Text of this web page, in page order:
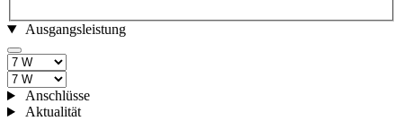
Ausgangsleistung
Anschlüsse
Aktualität